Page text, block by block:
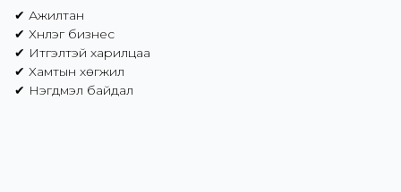
✔ Ажилтан
✔ Хүнлэг бизнес
✔ Итгэлтэй харилцаа
✔ Хамтын хөгжил
✔ Нэгдмэл байдал